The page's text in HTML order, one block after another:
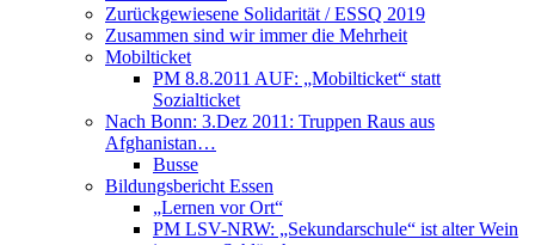
Zurückgewiesene Solidarität / ESSQ 2019
Zusammen sind wir immer die Mehrheit
Mobilticket
PM 8.8.2011 AUF: „Mobilticket“ statt
Sozialticket
Nach Bonn: 3.Dez 2011: Truppen Raus aus
Afghanistan…
Busse
Bildungsbericht Essen
„Lernen vor Ort“
PM LSV-NRW: „Sekundarschule“ ist alter Wein